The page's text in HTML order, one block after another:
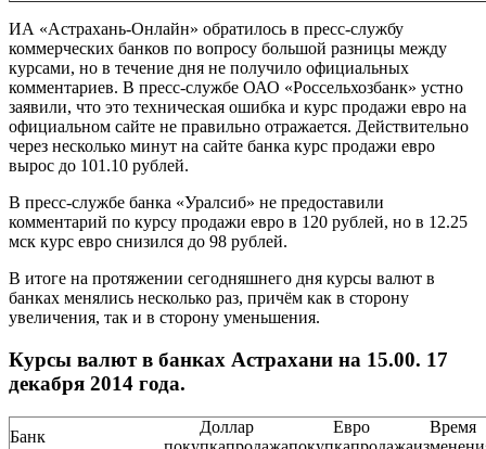
ИА «Астрахань-Онлайн» обратилось в пресс-службу
коммерческих банков по вопросу большой разницы между
курсами, но в течение дня не получило официальных
комментариев. В пресс-службе ОАО «Россельхозбанк» устно
заявили, что это техническая ошибка и курс продажи евро на
официальном сайте не правильно отражается. Действительно
через несколько минут на сайте банка курс продажи евро
вырос до 101.10 рублей.
В пресс-службе банка «Уралсиб» не предоставили
комментарий по курсу продажи евро в 120 рублей, но в 12.25
мск курс евро снизился до 98 рублей.
В итоге на протяжении сегодняшнего дня курсы валют в
банках менялись несколько раз, причём как в сторону
увеличения, так и в сторону уменьшения.
Курсы валют в банках Астрахани на 15.00. 17
декабря 2014 года.
Банк
Доллар Евро
Время